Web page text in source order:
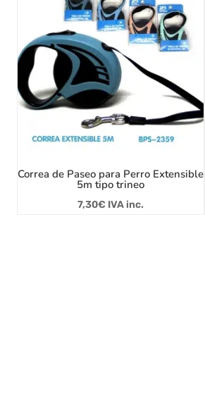
Correa de Paseo para Perro Extensible
5m tipo trineo
7,30€ IVA inc.